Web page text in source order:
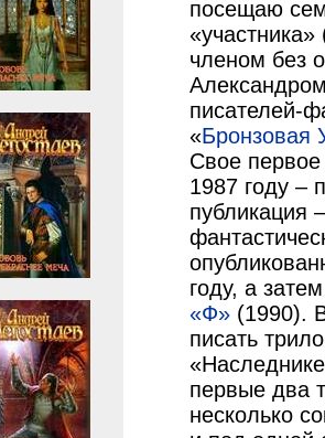
посещаю
членом без
писателей-
«Бронзовая
Свое первое
1987 году –
публикация
году, а
«Ф» (1990).
писать
первые два
несколько